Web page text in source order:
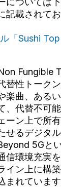
記載されてお
「Sushi
Fungible
替性トーク
楽曲、ある
、代替不可
ーン上で所
せるデジタ
5Gと
信環境充実を
イン上に構
まれています